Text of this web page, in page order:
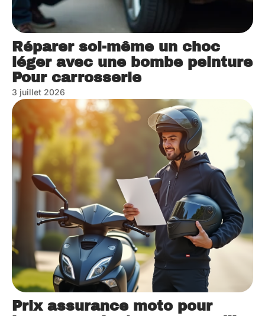
Réparer soi-même un choc
léger avec une bombe peinture
Pour carrosserie
3 juillet 2026
Prix assurance moto pour